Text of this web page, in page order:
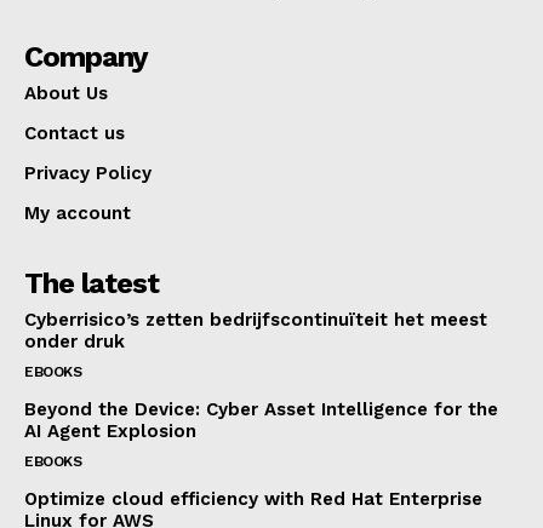
Company
About Us
Contact us
Privacy Policy
My account
The latest
Cyberrisico’s zetten bedrijfscontinuïteit het meest
onder druk
EBOOKS
Beyond the Device: Cyber Asset Intelligence for the
AI Agent Explosion
EBOOKS
Optimize cloud efficiency with Red Hat Enterprise
Linux for AWS